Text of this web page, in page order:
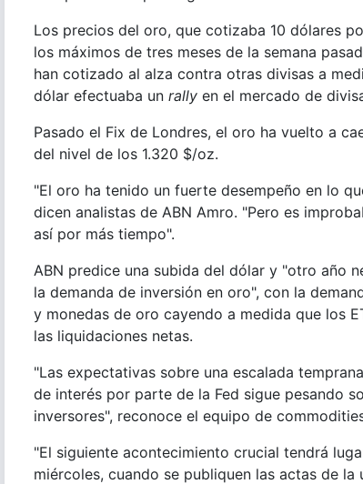
Los precios del oro, que cotizaba 10 dólares
los máximos de tres meses de la semana
han cotizado al alza contra otras divisas a
dólar efectuaba un rally en el mercado de
Pasado el Fix de Londres, el oro ha vuelto a
del nivel de los 1.320 $/oz.
"El oro ha tenido un fuerte desempeño en lo
dicen analistas de ABN Amro. "Pero es
así por más tiempo".
ABN predice una subida del dólar y "otro año
la demanda de inversión en oro", con la
y monedas de oro cayendo a medida que los
las liquidaciones netas.
"Las expectativas sobre una escalada
de interés por parte de la Fed sigue pesando
inversores", reconoce el equipo de
"El siguiente acontecimiento crucial tendrá
miércoles, cuando se publiquen las actas de la